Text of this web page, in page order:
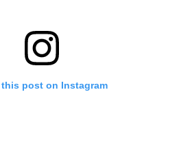
this post on Instagram